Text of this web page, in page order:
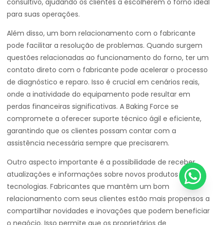
consultivo, ajudando os clientes a escolherem o forno ideal
para suas operações.
Além disso, um bom relacionamento com o fabricante
pode facilitar a resolução de problemas. Quando surgem
questões relacionadas ao funcionamento do forno, ter um
contato direto com o fabricante pode acelerar o processo
de diagnóstico e reparo. Isso é crucial em cenários reais,
onde a inatividade do equipamento pode resultar em
perdas financeiras significativas. A Baking Force se
compromete a oferecer suporte técnico ágil e eficiente,
garantindo que os clientes possam contar com a
assistência necessária sempre que precisarem.
Outro aspecto importante é a possibilidade de receber
atualizações e informações sobre novos produtos e
tecnologias. Fabricantes que mantêm um bom
relacionamento com seus clientes estão mais propensos a
compartilhar novidades e inovações que podem beneficiar
o negócio. Isso permite que os proprietários de